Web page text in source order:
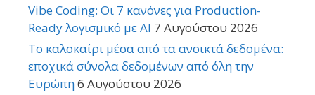
Vibe Coding: Οι 7 κανόνες για Production-
Ready λογισμικό με AI 7 Αυγούστου 2026
Το καλοκαίρι μέσα από τα ανοικτά δεδομένα:
εποχικά σύνολα δεδομένων από όλη την
Ευρώπη6 Αυγούστου 2026